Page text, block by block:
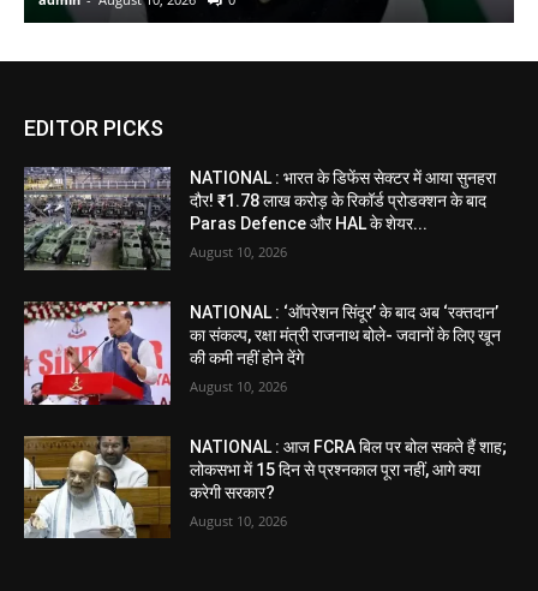
EDITOR PICKS
NATIONAL : भारत के डिफेंस सेक्टर में आया सुनहरा
दौर! ₹1.78 लाख करोड़ के रिकॉर्ड प्रोडक्शन के बाद
Paras Defence और HAL के शेयर...
August 10, 2026
NATIONAL : ‘ऑपरेशन सिंदूर’ के बाद अब ‘रक्तदान’
का संकल्प, रक्षा मंत्री राजनाथ बोले- जवानों के लिए खून
की कमी नहीं होने देंगे
August 10, 2026
NATIONAL : आज FCRA बिल पर बोल सकते हैं शाह;
लोकसभा में 15 दिन से प्रश्नकाल पूरा नहीं, आगे क्या
करेगी सरकार?
August 10, 2026